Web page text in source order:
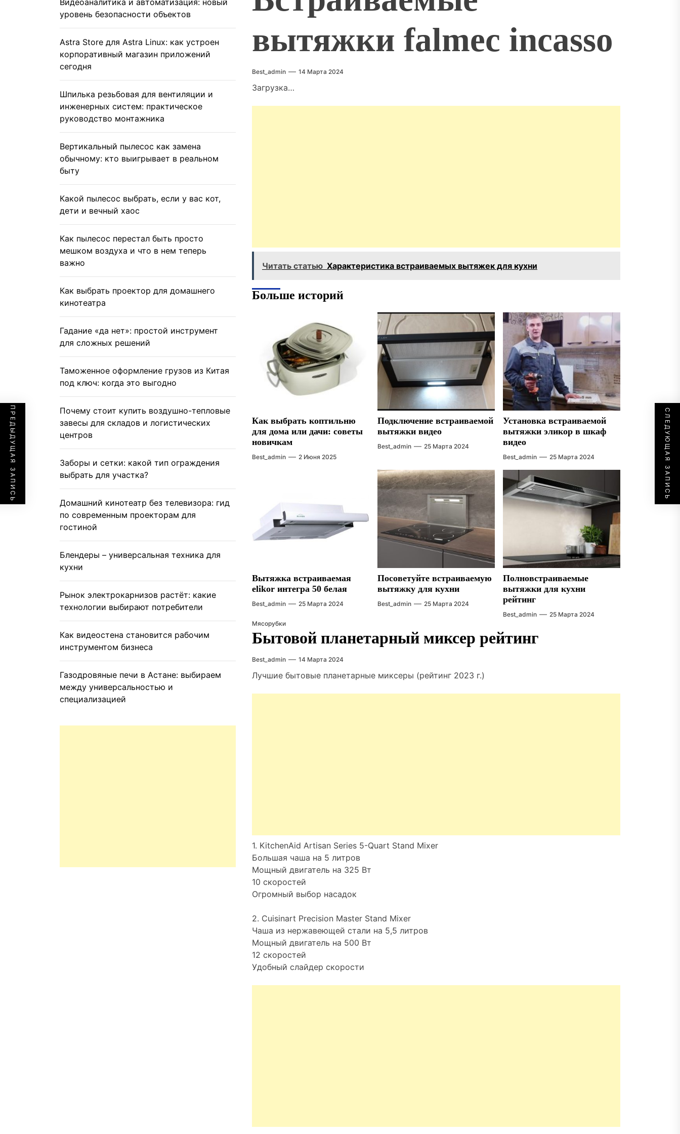
вытяжки falmec incasso
Best_admin 14 Марта 2024
Загрузка…
Читать статью Характеристика встраиваемых вытяжек для кухни
ПРЕДЫДУЩАЯ ЗАПИСЬ СЛЕДУЮЩАЯ ЗАПИСЬ
Больше историй
Как выбрать коптильню
для дома или дачи: советы
новичкам
Best_admin 2 Июня 2025
Подключение встраиваемой
вытяжки видео
Best_admin 25 Марта 2024
Установка встраиваемой
вытяжки эликор в шкаф
видео
Best_admin 25 Марта 2024
Вытяжка встраиваемая
elikor интегра 50 белая
Best_admin 25 Марта 2024
Посоветуйте встраиваемую
вытяжку для кухни
Best_admin 25 Марта 2024
Полновстраиваемые
вытяжки для кухни
рейтинг
Best_admin
25 Марта 2024
Мясорубки
Бытовой планетарный миксер рейтинг
Best_admin 14 Марта 2024
Лучшие бытовые планетарные миксеры (рейтинг 2023 г.)
1. KitchenAid Artisan Series 5-Quart Stand Mixer
Большая чаша на 5 литров
Мощный двигатель на 325 Вт
10 скоростей
Огромный выбор насадок
2. Cuisinart Precision Master Stand Mixer
Чаша из нержавеющей стали на 5,5 литров
Мощный двигатель на 500 Вт
12 скоростей
Удобный слайдер скорости
Видеоаналитика и автоматизация: новый
уровень безопасности объектов
Astra Store для Astra Linux: как устроен
корпоративный магазин приложений
сегодня
Шпилька резьбовая для вентиляции и
инженерных систем: практическое
руководство монтажника
Вертикальный пылесос как замена
обычному: кто выигрывает в реальном
быту
Какой пылесос выбрать, если у вас кот,
дети и вечный хаос
Как пылесос перестал быть просто
мешком воздуха и что в нем теперь
важно
Как выбрать проектор для домашнего
кинотеатра
Гадание «да нет»: простой инструмент
для сложных решений
Таможенное оформление грузов из Китая
под ключ: когда это выгодно
Почему стоит купить воздушно-тепловые
завесы для складов и логистических
центров
Заборы и сетки: какой тип ограждения
выбрать для участка?
Домашний кинотеатр без телевизора: гид
по современным проекторам для
гостиной
Блендеры – универсальная техника для
кухни
Рынок электрокарнизов растёт: какие
технологии выбирают потребители
Как видеостена становится рабочим
инструментом бизнеса
Газодровяные печи в Астане: выбираем
между универсальностью и
специализацией